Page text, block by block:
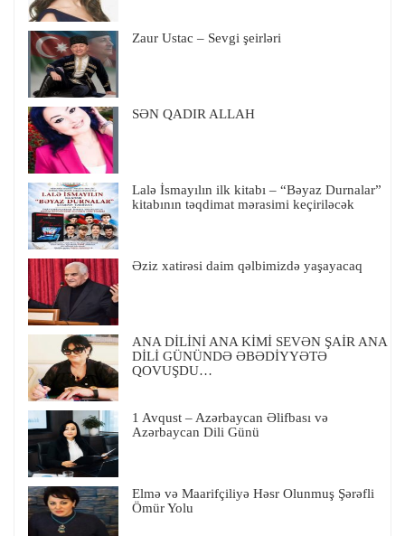
Zaur Ustac – Sevgi şeirləri
SƏN QADIR ALLAH
Lalə İsmayılın ilk kitabı – “Bəyaz Durnalar”
kitabının təqdimat mərasimi keçiriləcək
Əziz xatirəsi daim qəlbimizdə yaşayacaq
ANA DİLİNİ ANA KİMİ SEVƏN ŞAİR ANA
DİLİ GÜNÜNDƏ ƏBƏDİYYƏTƏ
QOVUŞDU…
1 Avqust – Azərbaycan Əlifbası və
Azərbaycan Dili Günü
Elmə və Maarifçiliyə Həsr Olunmuş Şərəfli
Ömür Yolu